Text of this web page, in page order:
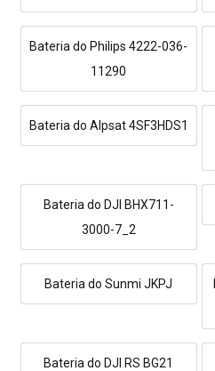
Bateria do Philips 4222-036-
11290
Bateria do Alpsat 4SF3HDS1
Bateria do DJI BHX711-
3000-7_2
Bateria do Sunmi JKPJ
Bateria do DJI RS BG21